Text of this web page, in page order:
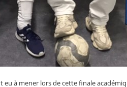
à mener lors de cette finale